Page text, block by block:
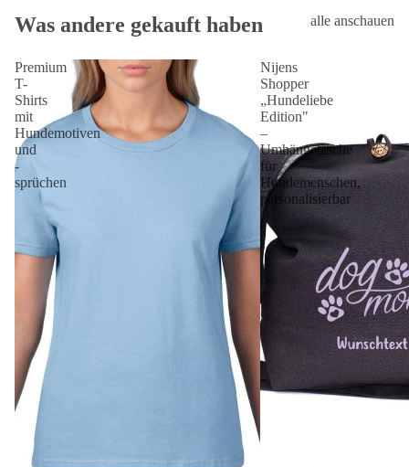
Was andere gekauft haben
alle anschauen
Premium
T-
Shirts
mit
Hundemotiven
und
-
sprüchen
Nijens
Shopper
„Hundeliebe
Edition"
–
Umhängetasche
für
Hundemenschen,
personalisierbar